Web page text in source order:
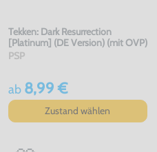
Tekken: Dark Resurrection
[Platinum] (DE Version) (mit OVP)
PSP
ab 8,99 €
Zustand wählen